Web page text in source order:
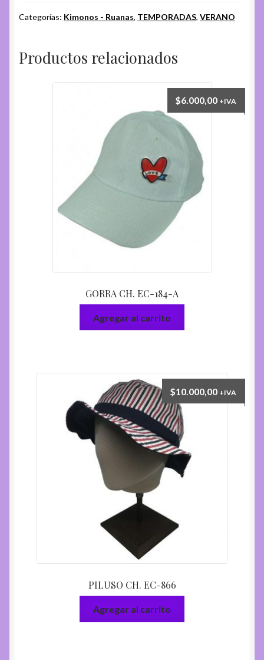
0201
Categorías: Kimonos - Ruanas, TEMPORADAS, VERANO
Productos relacionados
GORRA CH. EC-184-A
$6.000,00 +IVA
Agregar al carrito
PILUSO CH. EC-866
$10.000,00 +IVA
Agregar al carrito